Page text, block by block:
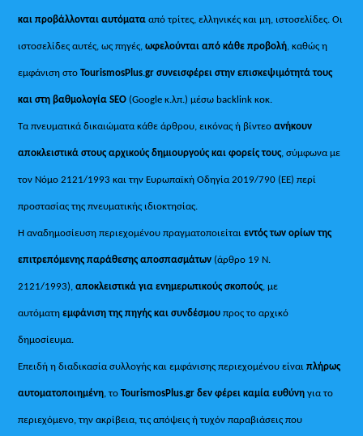
και προβάλλονται αυτόματααπό τρίτες, ελληνικές και μη, ιστοσελίδες. Οι
ιστοσελίδες αυτές, ως πηγές,ωφελούνται από κάθε προβολή, καθώς η
εμφάνιση στοTourismosPlus.gr συνεισφέρει στην επισκεψιμότητά τους
και στη βαθμολογία SEO (Google κ.λπ.) μέσω backlink κοκ.
Τα πνευματικά δικαιώματα κάθε άρθρου, εικόνας ή βίντεοανήκουν
αποκλειστικά στους αρχικούς δημιουργούς και φορείς τους, σύμφωνα με
τον Νόμο 2121/1993 και την Ευρωπαϊκή Οδηγία 2019/790 (ΕΕ) περί
προστασίας της πνευματικής ιδιοκτησίας.
Η αναδημοσίευση περιεχομένου πραγματοποιείταιεντός των ορίων της
επιτρεπόμενης παράθεσης αποσπασμάτων (άρθρο 19 Ν.
2121/1993), αποκλειστικά για ενημερωτικούς σκοπούς, με
αυτόματηεμφάνιση της πηγής και συνδέσμου προς το αρχικό
δημοσίευμα.
Επειδή η διαδικασία συλλογής και εμφάνισης περιεχομένου είναιπλήρως
αυτοματοποιημένη, τοTourismosPlus.gr δεν φέρει καμία ευθύνη για το
περιεχόμενο, την ακρίβεια, τις απόψεις ή τυχόν παραβιάσεις που